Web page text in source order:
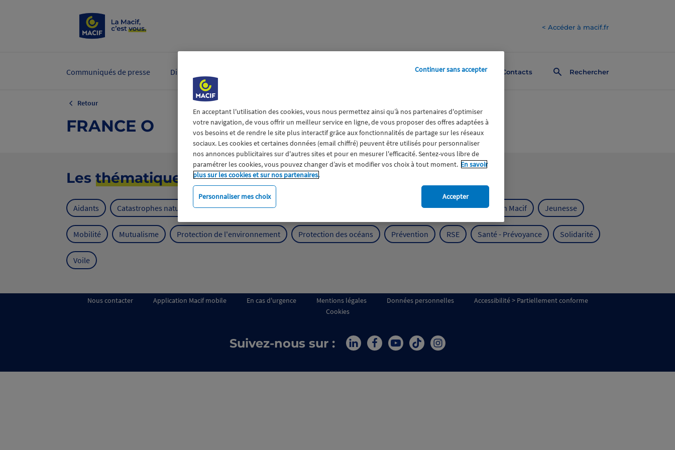
< Accéder à macif.fr
Contacts Rechercher
Communiqués de presse Dirigeants et experts
Retour
FRANCE O
Les thématiques
Aidants Catastrophes naturelles Climat Engagement Expérience clients Fondation Macif Jeunesse
Mobilité Mutualisme Protection de l'environnement Protection des océans Prévention RSE Santé - Prévoyance Solidarité
Voile
Nous contacter Application Macif mobile En cas d'urgence Mentions légales Données personnelles
Accessibilité > Partiellement conforme
Cookies
Suivez-nous sur :
En acceptant l'utilisation des cookies, vous nous permettez ainsi qu’à nos partenaires d'optimiser
votre navigation, de vous offrir un meilleur service en ligne, de vous proposer des offres adaptées à
vos besoins et de rendre le site plus interactif grâce aux fonctionnalités de partage sur les réseaux
sociaux. Les cookies et certaines données (email chiffré) peuvent être utilisés pour personnaliser
nos annonces publicitaires sur d'autres sites et pour en mesurer l'efficacité. Sentez-vous libre de
paramétrer les cookies, vous pouvez changer d’avis et modifier vos choix à tout moment. En savoir
plus sur les cookies et sur nos partenaires.
Personnaliser mes choix
Continuer sans accepter
Accepter